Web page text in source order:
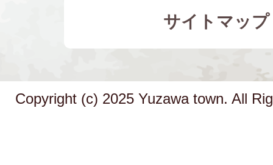
サイトマップ
Copyright (c) 2025 Yuzawa town. All